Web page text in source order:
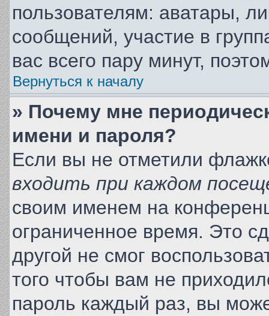
пользователям: аватары,
сообщений, участие в
вас всего пару минут,
Вернуться к началу
» Почему мне
имени и пароля?
Если вы не отметили
входить при каждом
своим именем на
ограниченное время. Это
другой не смог
того чтобы вам не
пароль каждый раз, вы